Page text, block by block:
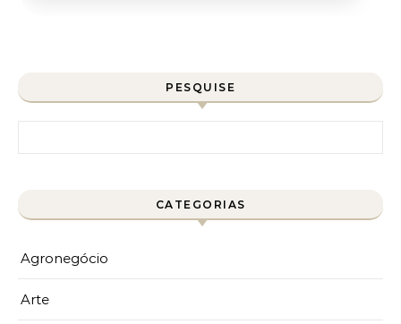
PESQUISE
CATEGORIAS
Agronegócio
Arte